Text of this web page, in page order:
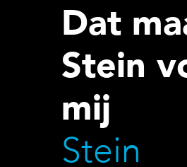
Dat
Stein
mij
Stein